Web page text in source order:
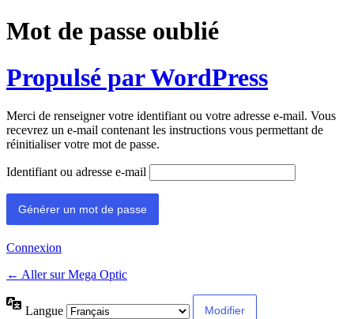
Mot de passe oublié
Propulsé par WordPress
Merci de renseigner votre identifiant ou votre adresse e-mail. Vous
recevrez un e-mail contenant les instructions vous permettant de
réinitialiser votre mot de passe.
Identifiant ou adresse e-mail
Connexion
← Aller sur Mega Optic
Langue